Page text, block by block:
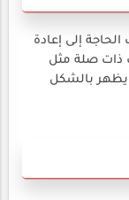
إلى إعادة
ذات صلة مثل
يظهر بالشكل